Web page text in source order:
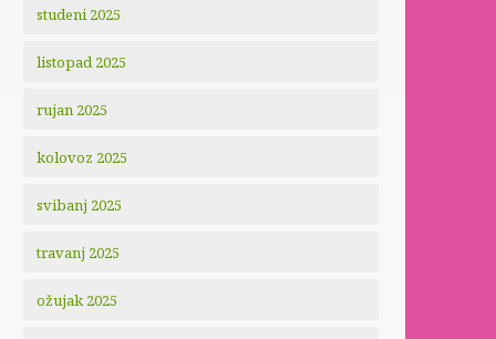
studeni 2025
listopad 2025
rujan 2025
kolovoz 2025
svibanj 2025
travanj 2025
ožujak 2025